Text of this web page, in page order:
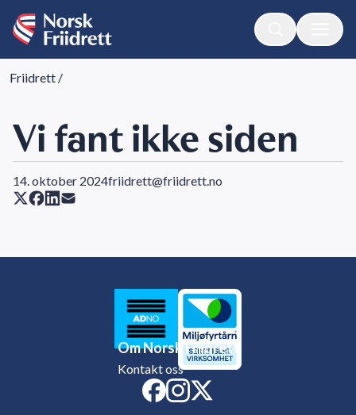
Friidrett /
Vi fant ikke siden
14. oktober 2024friidrett@friidrett.no
Om Norsk Friidrett
Kontakt oss